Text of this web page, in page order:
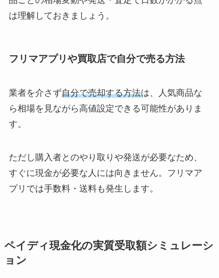
は理解しておきましょう。
フリマアプリや買取店で自分で売る方法
業者を介さず自分で売却する方法は、人気商品な
ら相場を見ながら高値設定できる可能性がありま
す。
ただし購入者とのやり取りや発送が必要なため、
すぐに現金が必要な人には向きません。フリマア
プリでは手数料・送料も発生します。
ペイディ現金化の実質受取額シミュレーシ
ョン